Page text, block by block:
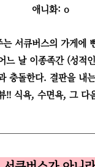
애니화: o
서큐버스의 가게에
느 날 이종족간 (성적
충돌한다. 결판을 내
!! 식욕, 수면욕, 그 다